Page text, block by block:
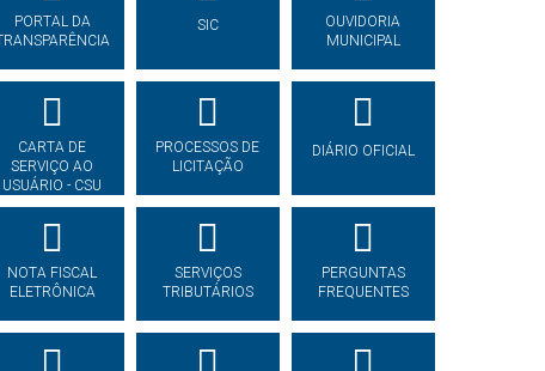
PORTAL DA
SIC
OUVIDORIA
MUNICIPAL
CARTA DE
SERVIÇO AO
USUÁRIO - CSU
PROCESSOS DE
LICITAÇÃO
DIÁRIO OFICIAL
NOTA FISCAL
ELETRÔNICA
SERVIÇOS
TRIBUTÁRIOS
PERGUNTAS
FREQUENTES